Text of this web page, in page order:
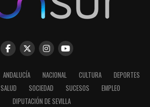
ANDALUCÍA NACIONAL CULTURA
DEPORTES
SALUD SOCIEDAD SUCESOS
EMPLEO
DIPUTACIÓN DE SEVILLA